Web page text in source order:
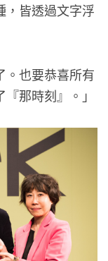
，皆透過文字浮
。也要恭喜所有
那時刻』。」​